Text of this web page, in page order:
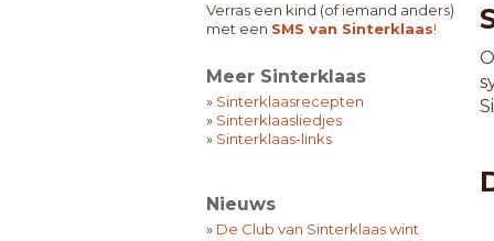
Verras een kind (of iemand anders)
met een SMS van Sinterklaas!
Meer Sinterklaas
» Sinterklaasrecepten
» Sinterklaasliedjes
» Sinterklaas-links
Nieuws
» De Club van Sinterklaas wint